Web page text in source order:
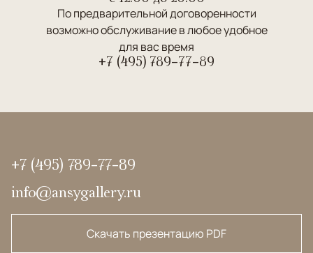
По предварительной договоренности
возможно обслуживание в любое удобное
для вас время
+7 (495) 789-77-89
+7 (495) 789-77-89
info@ansygallery.ru
Скачать презентацию PDF